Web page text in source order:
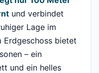
und verbindet
Lage im
Erdgeschoss bietet
– ein
und ein helles